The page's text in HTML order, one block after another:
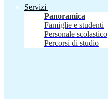
Servizi
Panoramica
Famiglie e studenti
Personale scolastico
Percorsi di studio